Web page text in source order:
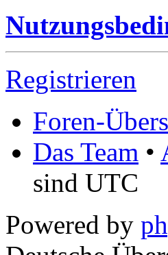
Registrieren
Foren-
Das Team •
sind UTC
Powered by